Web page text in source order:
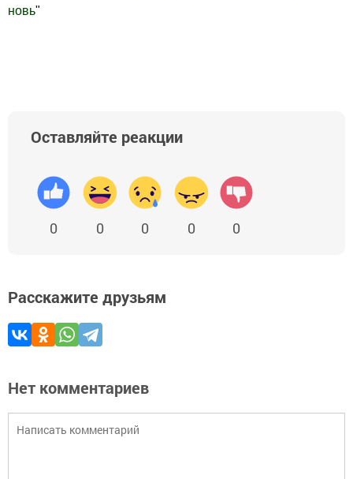
новь"
Оставляйте реакции
0 0 0 0 0
Расскажите друзьям
Нет комментариев